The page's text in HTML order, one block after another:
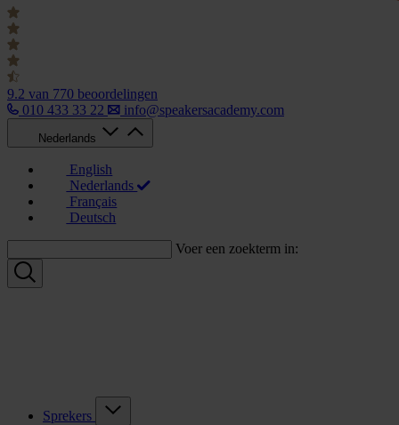
9.2 van 770 beoordelingen
010 433 33 22
info@speakersacademy.com
Nederlands
English
Nederlands
Français
Deutsch
Voer een zoekterm in:
Sprekers